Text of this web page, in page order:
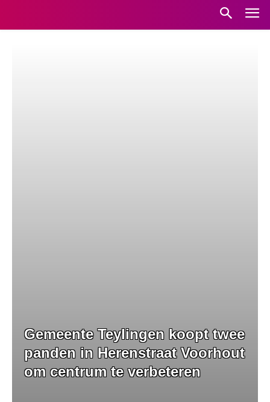
Gemeente Teylingen koopt twee
panden in Herenstraat Voorhout
om centrum te verbeteren